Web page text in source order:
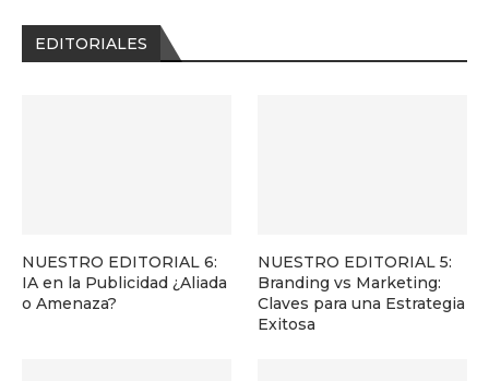
EDITORIALES
NUESTRO EDITORIAL 6:
IA en la Publicidad ¿Aliada
o Amenaza?
NUESTRO EDITORIAL 5:
Branding vs Marketing:
Claves para una Estrategia
Exitosa